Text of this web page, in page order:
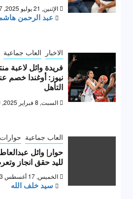
الإثنين, 21 يوليو 2025, 5:37 م
عبد الرحمن
الاخبار العاب جماعية
فريدة وائل لاعبة
نيوز: أوغندا خصم
التأهل
السبت, 8 فبراير 2025, 12:19 ص
العاب جماعية حوارات
حوار| وائل
لليد حقق انجاز
الخميس, 17 أغسطس 2023, 3:10 م
سيد خلف الله